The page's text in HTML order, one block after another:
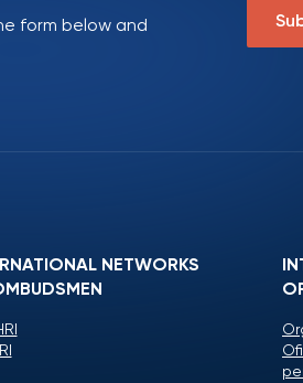
form below and
NETWORKS